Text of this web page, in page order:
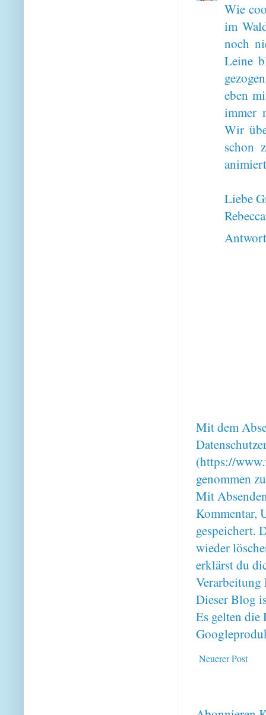
Wie
im
noch
Leine
eben
immer
Wir
schon
Liebe
Rebecca
Mit dem
(https://
genommen
Mit
Kommentar,
gespeichert.
wieder
erklärst du
Verarbeitung
Dieser Blog
Es gelten
Neuerer Post